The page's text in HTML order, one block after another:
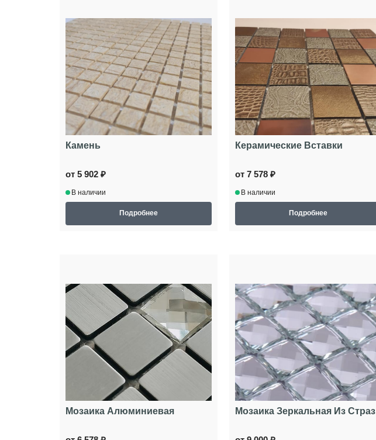
Камень
от 5 902 ₽
В наличии
Подробнее
Керамические Вставки
от 7 578 ₽
В наличии
Подробнее
Мозаика Алюминиевая Мозаика Зеркальная Из Страз